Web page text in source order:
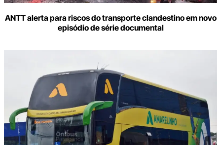
ANTT alerta para riscos do transporte clandestino em novo
episódio de série documental